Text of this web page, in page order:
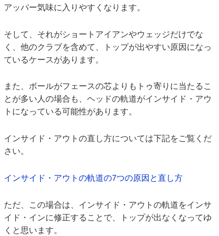
アッパー気味に入りやすくなります。
そして、それがショートアイアンやウェッジだけでな
く、他のクラブを含めて、トップが出やすい原因になっ
ているケースがあります。
また、ボールがフェースの芯よりもトゥ寄りに当たるこ
とが多い人の場合も、ヘッドの軌道がインサイド・アウ
トになっている可能性があります。
インサイド・アウトの直し方については下記をご覧くだ
さい。
インサイド・アウトの軌道の7つの原因と直し方
ただ、この場合は、インサイド・アウトの軌道をインサ
イド・インに修正することで、トップが出なくなってゆ
くと思います。